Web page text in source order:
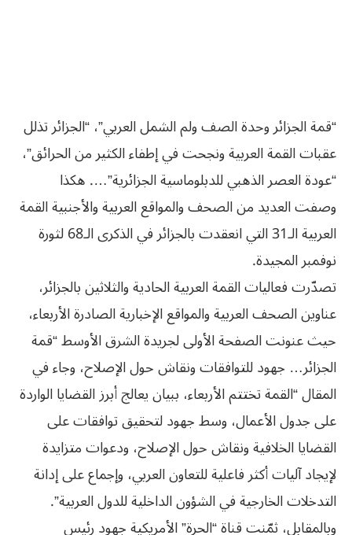
“قمة الجزائر وحدة الصف ولم الشمل العربي”، “الجزائر تذلل
عقبات القمة العربية ونجحت في إطفاء الكثير من الحرائق”،
“عودة العصر الذهبي للدبلوماسية الجزائرية”…. هكذا
وصفت العديد من الصحف والمواقع العربية والأجنبية القمة
العربية الـ31 التي انعقدت بالجزائر في الذكرى الـ68 لثورة
نوفمبر المجيدة.
تصدّرت فعاليات القمة العربية الحادية والثلاثين بالجزائر،
عناوين الصحف العربية والمواقع الإخبارية الصادرة الأربعاء،
حيث عنونت الصفحة الأولى لجريدة الشرق الأوسط “قمة
الجزائر… جهود للتوافقات ونقاش حول الإصلاح، وجاء في
المقال “القمة تختتم الأربعاء، ببيان يعالج أبرز القضايا الواردة
على جدول الأعمال، وسط جهود لتحقيق توافقات على
القضايا الخلافية ونقاش حول الإصلاح، ودعوات متزايدة
لإيجاد آليات أكثر فاعلية للتعاون العربي، وإجماع على إدانة
التدخلات الخارجية في الشؤون الداخلية للدول العربية”.
وبالمقابل، ثمّنت قناة “الحرة” الأمريكية جهود رئيس